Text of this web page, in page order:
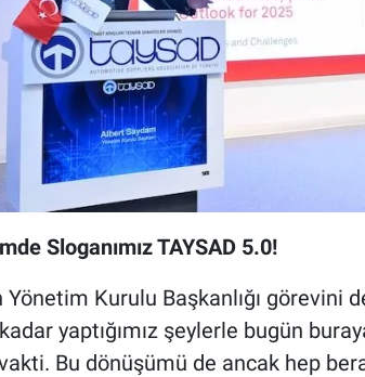
Sloganımız TAYSAD 5.0!
Yönetim Kurulu Başkanlığı görevini
yaptığımız şeylerle bugün
Bu dönüşümü de ancak hep